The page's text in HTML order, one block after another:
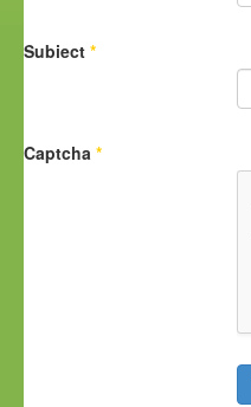
Subiect *
Captcha *